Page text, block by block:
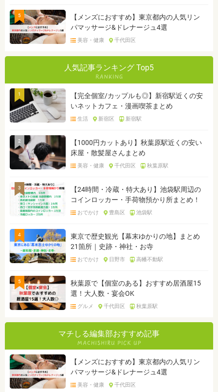
5
【メンズにおすすめ】東京都内の人気リン
パマッサージ&ドレナージュ4選
美容・健康 千代田区
人気記事ランキング Top5
1
【完全個室/カップルも◎】新宿駅近くの安
いネットカフェ・漫画喫茶まとめ
生活 新宿区 新宿駅
2
【1000円カットあり】秋葉原駅近くの安い
床屋・散髪屋さんまとめ
美容・健康 千代田区 秋葉原駅
3
【24時間・冷蔵・特大あり】池袋駅周辺の
コインロッカー・手荷物預かり所まとめ！
おでかけ 豊島区 池袋駅
4
東京で歴史観光【幕末ゆかりの地】まとめ
21箇所｜史跡・神社・お寺
おでかけ 日野市 高幡不動駅
5
秋葉原で【個室のある】おすすめ居酒屋15
選！大人数・宴会OK
グルメ 千代田区 秋葉原駅
マチしる編集部おすすめ記事
【メンズにおすすめ】東京都内の人気リン
パマッサージ&ドレナージュ4選
美容・健康 千代田区